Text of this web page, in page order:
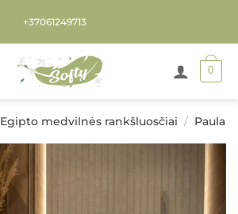
+37061249713
0
Egipto medvilnės rankšluosčiai / Paula